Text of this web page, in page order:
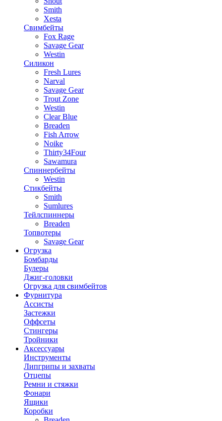
Smith
Xesta
Свимбейты
Fox Rage
Savage Gear
Westin
Силикон
Fresh Lures
Narval
Savage Gear
Trout Zone
Westin
Clear Blue
Breaden
Fish Arrow
Noike
Thirty34Four
Sawamura
Спиннербейты
Westin
Стикбейты
Smith
Sumlures
Тейлспиннеры
Breaden
Топвотеры
Savage Gear
Огрузка
Бомбарды
Булеры
Джиг-головки
Огрузка для свимбейтов
Фурнитура
Ассисты
Застежки
Оффсеты
Стингеры
Тройники
Аксессуары
Инструменты
Липгрипы и захваты
Отцепы
Ремни и стяжки
Фонари
Ящики
Коробки